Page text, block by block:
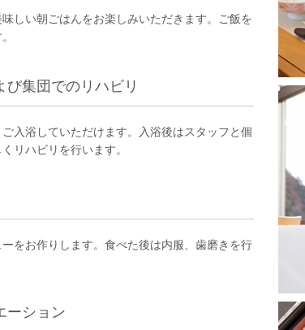
しい朝ごはんをお楽しみいただきます。ご飯を
集団でのリハビリ
入浴していただけます。入浴後はスタッフと個
リハビリを行います。
をお作りします。食べた後は内服、歯磨きを行
ーション